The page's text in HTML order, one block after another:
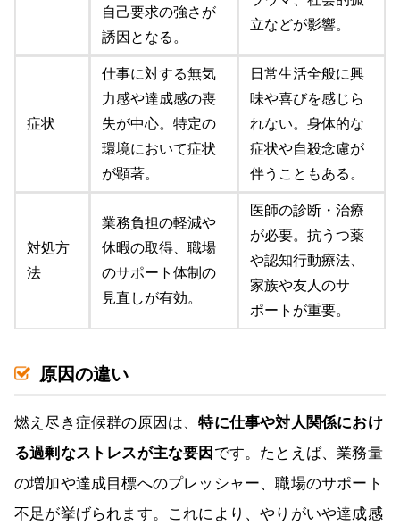
自己要求の強さが
誘因となる。
立などが影響。
症状
仕事に対する無気
力感や達成感の喪
失が中心。特定の
環境において症状
が顕著。
日常生活全般に興
味や喜びを感じら
れない。身体的な
症状や自殺念慮が
伴うこともある。
対処方
法
業務負担の軽減や
休暇の取得、職場
のサポート体制の
見直しが有効。
医師の診断・治療
が必要。抗うつ薬
や認知行動療法、
家族や友人のサ
ポートが重要。
原因の違い
燃え尽き症候群の原因は、特に仕事や対人関係におけ
る過剰なストレスが主な要因 です。たとえば、業務量
の増加や達成目標へのプレッシャー、職場のサポート
不足が挙げられます。これにより、やりがいや達成感